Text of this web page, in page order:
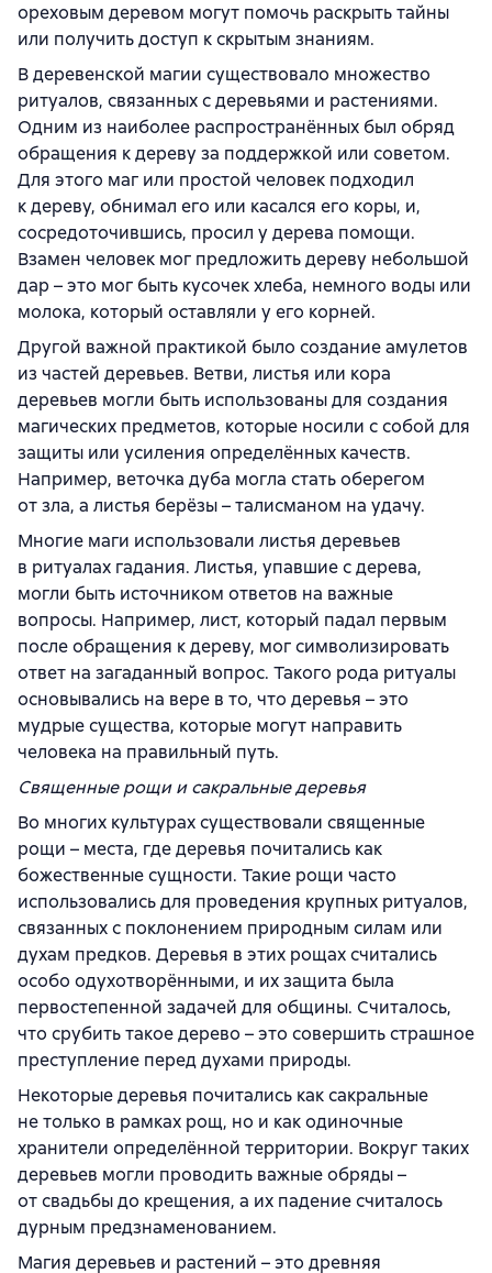
ореховым деревом могут помочь раскрыть тайны
или получить доступ к скрытым знаниям.
В деревенской магии существовало множество
ритуалов, связанных с деревьями и растениями.
Одним из наиболее распространённых был обряд
обращения к дереву за поддержкой или советом.
Для этого маг или простой человек подходил
к дереву, обнимал его или касался его коры, и,
сосредоточившись, просил у дерева помощи.
Взамен человек мог предложить дереву небольшой
дар – это мог быть кусочек хлеба, немного воды или
молока, который оставляли у его корней.
Другой важной практикой было создание амулетов
из частей деревьев. Ветви, листья или кора
деревьев могли быть использованы для создания
магических предметов, которые носили с собой для
защиты или усиления определённых качеств.
Например, веточка дуба могла стать оберегом
от зла, а листья берёзы – талисманом на удачу.
Многие маги использовали листья деревьев
в ритуалах гадания. Листья, упавшие с дерева,
могли быть источником ответов на важные
вопросы. Например, лист, который падал первым
после обращения к дереву, мог символизировать
ответ на загаданный вопрос. Такого рода ритуалы
основывались на вере в то, что деревья – это
мудрые существа, которые могут направить
человека на правильный путь.
Священные рощи и сакральные деревья
Во многих культурах существовали священные
рощи – места, где деревья почитались как
божественные сущности. Такие рощи часто
использовались для проведения крупных ритуалов,
связанных с поклонением природным силам или
духам предков. Деревья в этих рощах считались
особо одухотворёнными, и их защита была
первостепенной задачей для общины. Считалось,
что срубить такое дерево – это совершить страшное
преступление перед духами природы.
Некоторые деревья почитались как сакральные
не только в рамках рощ, но и как одиночные
хранители определённой территории. Вокруг таких
деревьев могли проводить важные обряды –
от свадьбы до крещения, а их падение считалось
дурным предзнаменованием.
Магия деревьев и растений – это древняя